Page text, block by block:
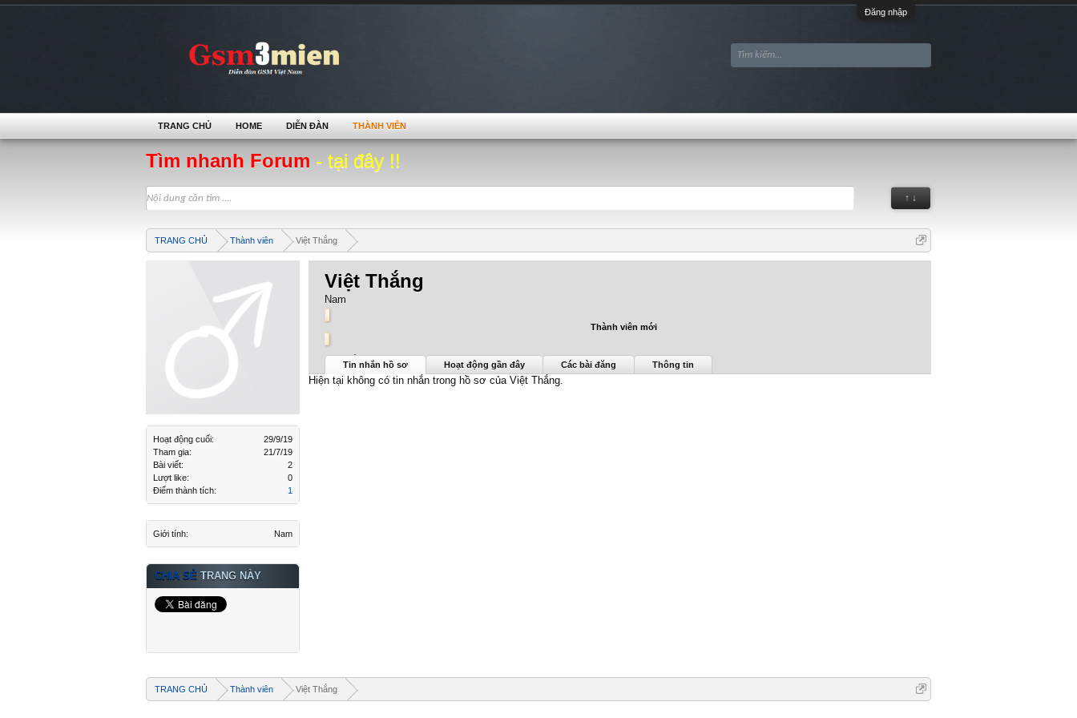
Đăng nhập
Tìm nhanh Forum - tại đây !!
↑ ↓
TRANG CHỦ Thành viên Việt Thắng
Hoạt động cuối:
29/9/19
Tham gia:
21/7/19
Bài viết:
2
Lượt like:
0
Điểm thành tích:
1
Giới tính: Nam
CHIA SẺ TRANG NÀY
Việt Thắng
Nam
Thành viên mới
Việt Thắng được nhìn thấy lần cuối: 29/9/19
Tin nhắn hồ sơ Hoạt động gần đây Các bài đăng Thông tin
Hiện tại không có tin nhắn trong hồ sơ của Việt Thắng.
TRANG CHỦ Thành viên Việt Thắng
TRANG CHỦ HOME DIỄN ĐÀN THÀNH VIÊN